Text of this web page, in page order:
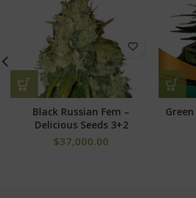
Black Russian Fem –
Delicious Seeds 3+2
$37,000.00